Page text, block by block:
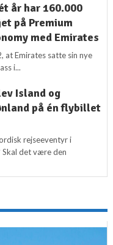
år har 160.000
på Premium
med Emirates
at Emirates satte sin nye
i...
Island og
på én flybillet
rejseeventyr i
det være den